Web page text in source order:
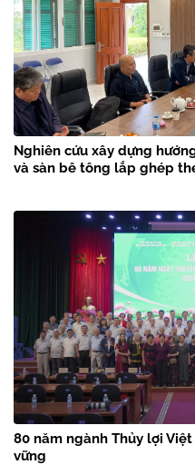
Nghiên cứu xây dựng
và sàn bê tông lắp ghép
80 năm ngành Thủy lợi
vững